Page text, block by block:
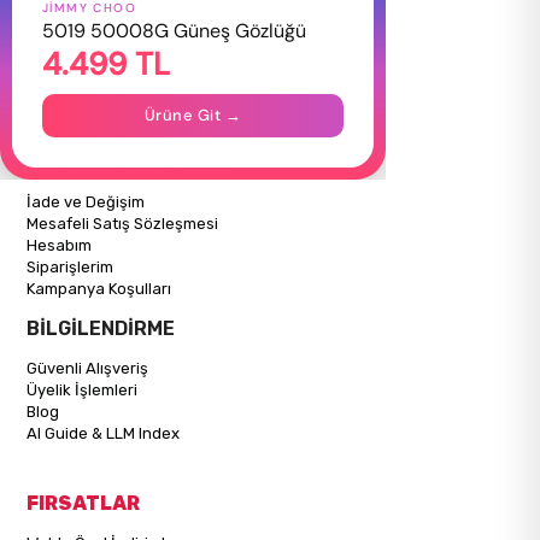
HAKKIMIZDA
Hakkımızda
Gizlilik Politikası
İletişim
Mağazalarımız
ALIŞVERİŞ BİLGİLERİ
İade ve Değişim
Mesafeli Satış Sözleşmesi
Hesabım
Siparişlerim
Kampanya Koşulları
BİLGİLENDİRME
Güvenli Alışveriş
Üyelik İşlemleri
Blog
AI Guide & LLM Index
FIRSATLAR
JIMMY CHOO
5019 50008G Güneş Gözlüğü
4.499 TL
Ürüne Git →